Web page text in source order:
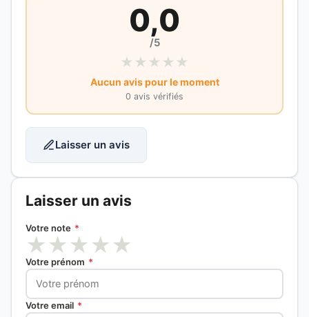
0,0
/5
★ ★ ★ ★ ★
Aucun avis pour le moment
0 avis vérifiés
Laisser un avis
Laisser un avis
Votre note *
★★★★★
Votre prénom *
Votre email *